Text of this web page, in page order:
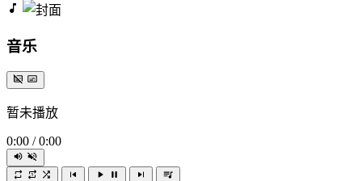
音乐
暂未播放
0:00 / 0:00